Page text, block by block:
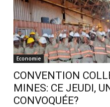
Economie
CONVENTION
MINES: CE JEUDI,
CONVOQUÉE?